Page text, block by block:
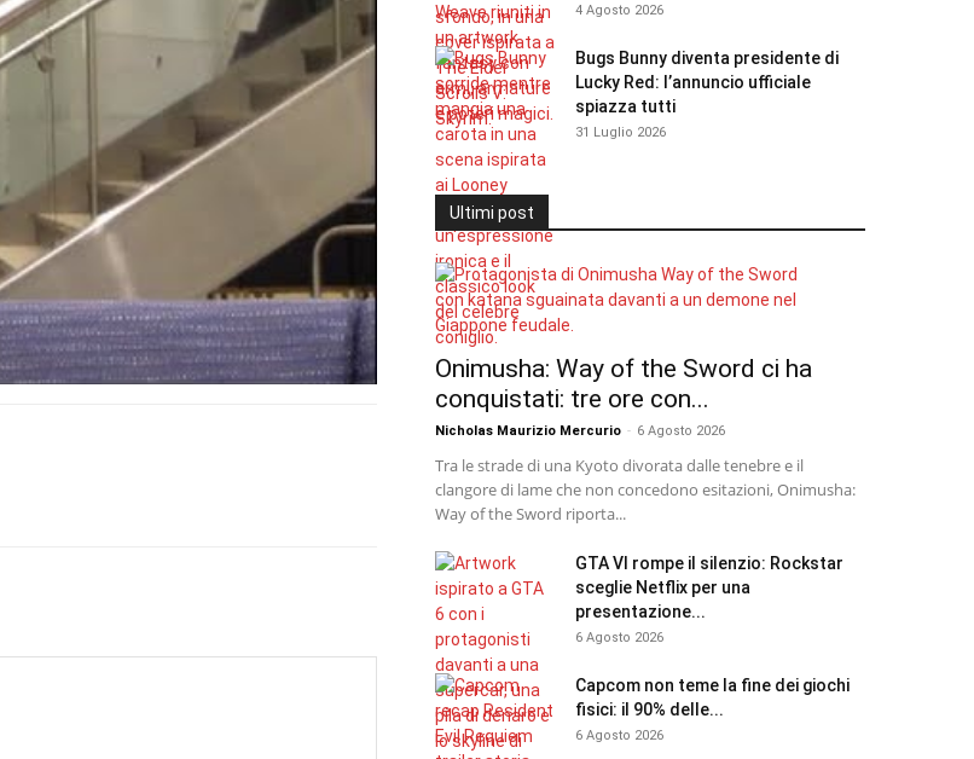
4 Agosto 2026
Bugs Bunny diventa presidente di
Lucky Red: l’annuncio ufficiale
spiazza tutti
31 Luglio 2026
Ultimi post
Onimusha: Way of the Sword ci ha
conquistati: tre ore con...
Nicholas Maurizio Mercurio - 6 Agosto 2026
Tra le strade di una Kyoto divorata dalle tenebre e il
clangore di lame che non concedono esitazioni, Onimusha:
Way of the Sword riporta...
GTA VI rompe il silenzio: Rockstar
sceglie Netflix per una
presentazione...
6 Agosto 2026
Capcom non teme la fine dei giochi
fisici: il 90% delle...
6 Agosto 2026